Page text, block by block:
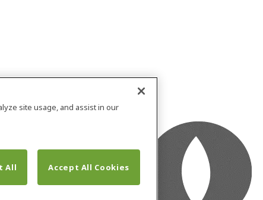
site usage, and assist in our
All
Accept All Cookies